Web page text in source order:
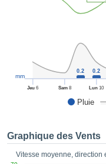
de
sur
Pluie
Jeu 6 Sam8 Lun 10
mm
0.2 0.2
Graphique des Vents
Vitesse moyenne, direction